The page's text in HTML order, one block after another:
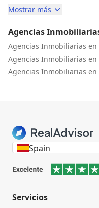
Mostrar más
Agencias
Agencias Inmobiliarias en
Agencias Inmobiliarias en
Agencias Inmobiliarias en
Spain
Servicios